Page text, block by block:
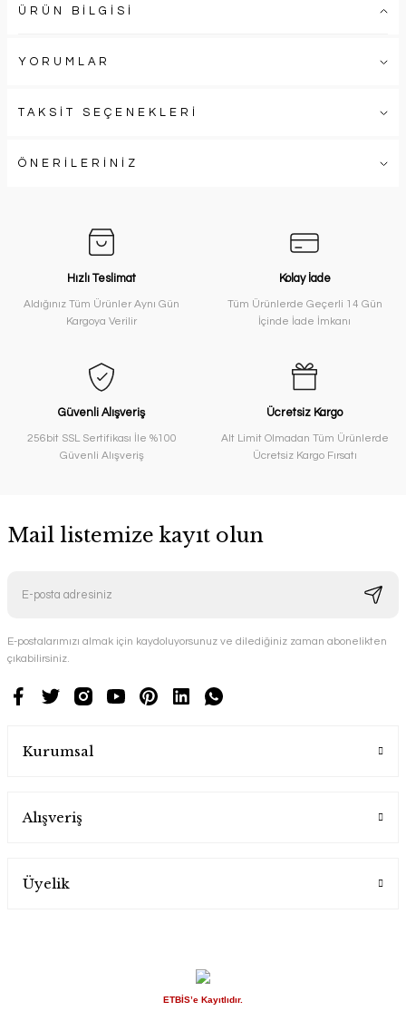
ÜRÜN BİLGİSİ
YORUMLAR
TAKSİT SEÇENEKLERİ
ÖNERİLERİNİZ
Hızlı Teslimat
Aldığınız Tüm Ürünler Aynı Gün
Kargoya Verilir
Kolay İade
Tüm Ürünlerde Geçerli 14 Gün
İçinde İade İmkanı
Güvenli Alışveriş
256bit SSL Sertifikası İle %100
Güvenli Alışveriş
Ücretsiz Kargo
Alt Limit Olmadan Tüm Ürünlerde
Ücretsiz Kargo Fırsatı
Mail listemize kayıt olun
E-postalarımızı almak için kaydoluyorsunuz ve dilediğiniz zaman abonelikten
çıkabilirsiniz.
Kurumsal
Alışveriş
Üyelik
ETBİS’e Kayıtlıdır.